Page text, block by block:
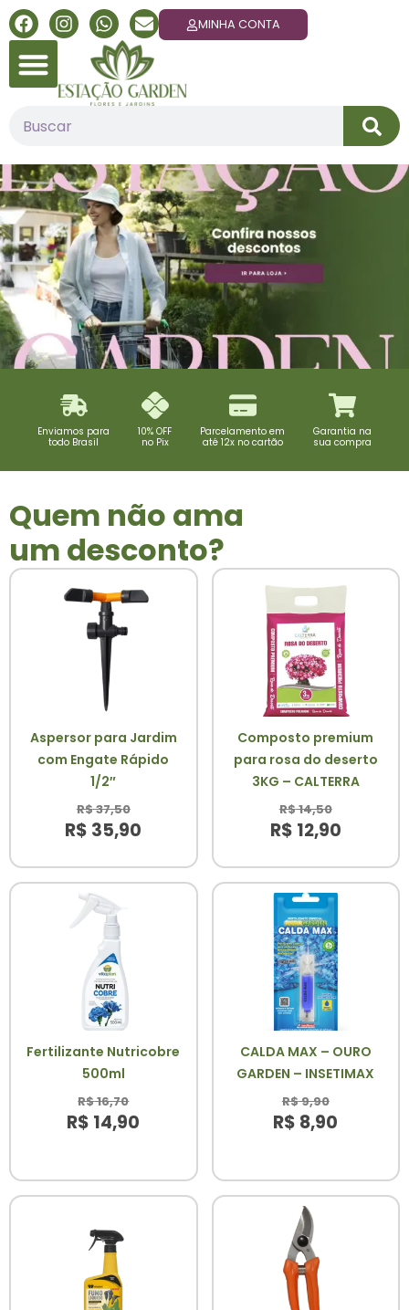
MINHA CONTA
Enviamos para
todo Brasil
10% OFF
no Pix
Parcelamento em
até 12x no cartão
Garantia na
sua compra
Quem não ama
um desconto?
Aspersor para Jardim
com Engate Rápido
1/2″
R$37,50
R$ 35,90
Composto premium
para rosa do deserto
3KG – CALTERRA
R$14,50
R$ 12,90
Fertilizante Nutricobre
500ml
R$16,70
R$ 14,90
CALDA MAX – OURO
GARDEN – INSETIMAX
R$9,90
R$ 8,90